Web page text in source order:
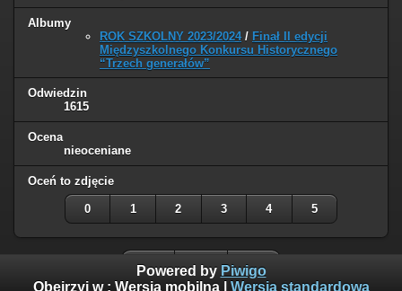
Albumy
ROK SZKOLNY 2023/2024/ Finał II edycji
Międzyszkolnego Konkursu Historycznego
“Trzech generałów”
Odwiedzin
1615
Ocena
nieoceniane
Oceń to zdjęcie
0 1 2 3 4 5
Powered by Piwigo
Obejrzyj w : Wersja mobilna| Wersja standardowa